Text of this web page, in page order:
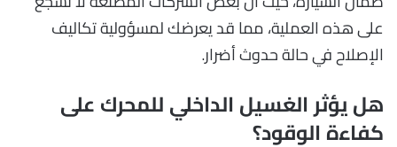
على هذه العملية، مما قد يعرضك لمسؤولية تكاليف
الإصلاح في حالة حدوث أضرار.
هل يؤثر الغسيل الداخلي للمحرك على
كفاءة الوقود؟